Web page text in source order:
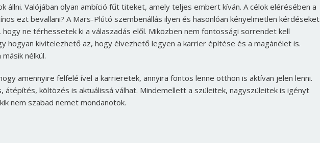
állni. Valójában olyan ambíció fűt titeket, amely teljes embert kíván. A célok elérésében a
ezt bevallani? A Mars-Plútó szembenállás ilyen és hasonlóan kényelmetlen kérdéseket
ne térhessetek ki a válaszadás elől. Miközben nem fontossági sorrendet kell
hogyan kivitelezhető az, hogy élvezhető legyen a karrier építése és a magánélet is.
nélkül.
amennyire felfelé ível a karrieretek, annyira fontos lenne otthon is aktívan jelen lenni.
átépítés, költözés is aktuálissá válhat. Mindemellett a szüleitek, nagyszüleitek is igényt
nem szabad nemet mondanotok.